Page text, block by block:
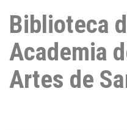
Biblioteca
Academia
Artes de